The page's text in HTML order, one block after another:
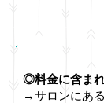
◎料金に含ま
→サロンにあ